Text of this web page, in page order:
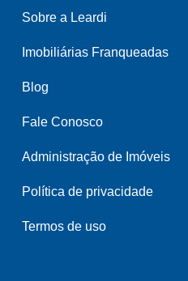
Sobre a Leardi
Imobiliárias Franqueadas
Blog
Fale Conosco
Administração de Imóveis
Política de privacidade
Termos de uso